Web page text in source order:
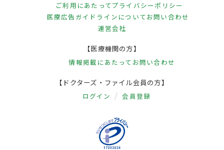
ご利用にあたってプライバシーポリシー
医療広告ガイドラインについてお問い合わせ
運営会社
【医療機関の方】
情報掲載にあたって お問い合わせ
【ドクターズ・ファイル会員の方】
ログイン 会員登録